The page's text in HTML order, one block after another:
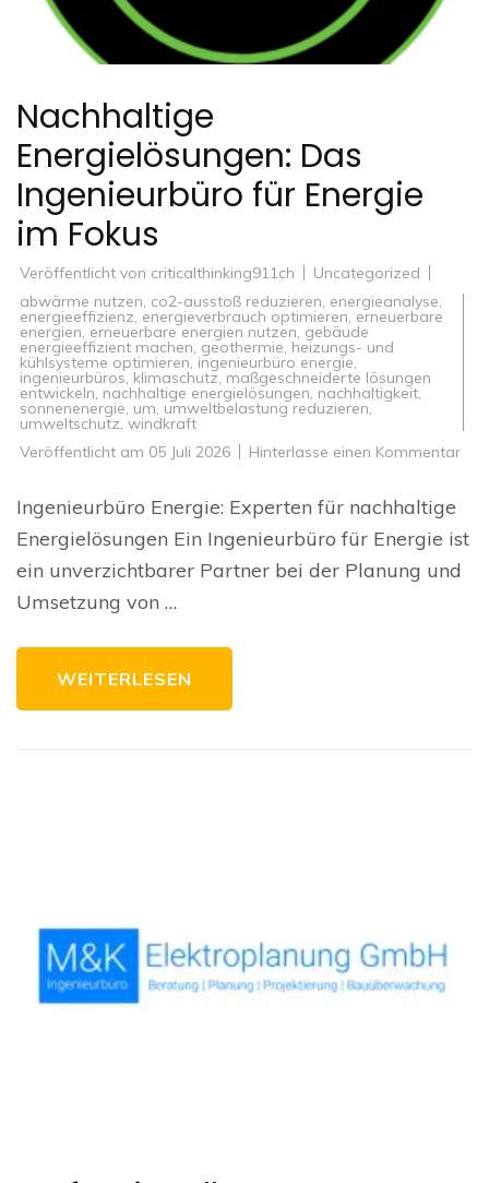
Nachhaltige
Energielösungen: Das
Ingenieurbüro für Energie
im Fokus
Veröffentlicht von criticalthinking911ch
Uncategorized
abwärme nutzen co2-ausstoß reduzieren energieanalyse
energieeffizienz energieverbrauch optimieren erneuerbare
energien erneuerbare energien nutzen gebäude
energieeffizient machen geothermie heizungs- und
kühlsysteme optimieren ingenieurbüro energie
ingenieurbüros klimaschutz maßgeschneiderte lösungen
entwickeln nachhaltige energielösungen nachhaltigkeit
sonnenenergie um umweltbelastung reduzieren
umweltschutz windkraft
Veröffentlicht am 05 Juli 2026 Hinterlasse einen Kommentarzu
Ingenieurbüro Energie: Experten für nachhaltige
Energielösungen Ein Ingenieurbüro für Energie ist
ein unverzichtbarer Partner bei der Planung und
Umsetzung von …
WEITERLESEN